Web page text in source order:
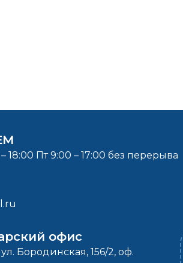
18:00 Пт 9:00 – 17:00 без перерыва
офис
Бородинская, 156/2, оф.